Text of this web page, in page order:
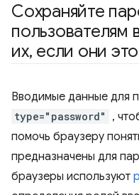
Сохраняйте
пользователям
их, если они
Вводимые данные для
type="password"
,
помочь браузеру
предназначены для
браузеры используют